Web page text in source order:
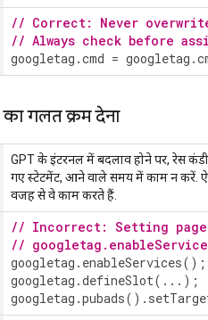
// Correct: Never
// Always check before
googletag .cmd = googletag .
का गलत क्रम देना
GPT के इंटरनल में बदलाव होने पर, रेस
गए स्टेटमेंट, आने वाले समय में काम न करें.
वजह से वे काम करते हैं.
// Incorrect: Setting
//
googletag . enableServices();
googletag .defineSlot(...);
googletag .pubads().